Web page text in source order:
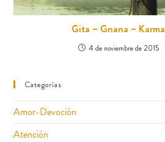
Gita – Gnana – Karma
4 de noviembre de 2015
Categorías
Amor-Devoción
Atención